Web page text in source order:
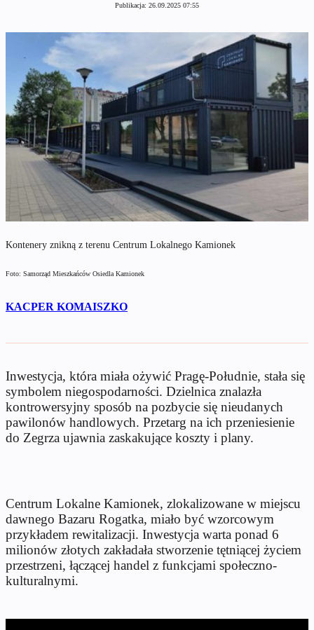
Publikacja: 26.09.2025 07:55
Kontenery znikną z terenu Centrum Lokalnego Kamionek
Foto: Samorząd Mieszkańców Osiedla Kamionek
KACPER KOMAISZKO
Inwestycja, która miała ożywić Pragę-Południe, stała się
symbolem niegospodarności. Dzielnica znalazła
kontrowersyjny sposób na pozbycie się nieudanych
pawilonów handlowych. Przetarg na ich przeniesienie
do Zegrza ujawnia zaskakujące koszty i plany.
Centrum Lokalne Kamionek, zlokalizowane w miejscu
dawnego Bazaru Rogatka, miało być wzorcowym
przykładem rewitalizacji. Inwestycja warta ponad 6
milionów złotych zakładała stworzenie tętniącej życiem
przestrzeni, łączącej handel z funkcjami społeczno-
kulturalnymi.